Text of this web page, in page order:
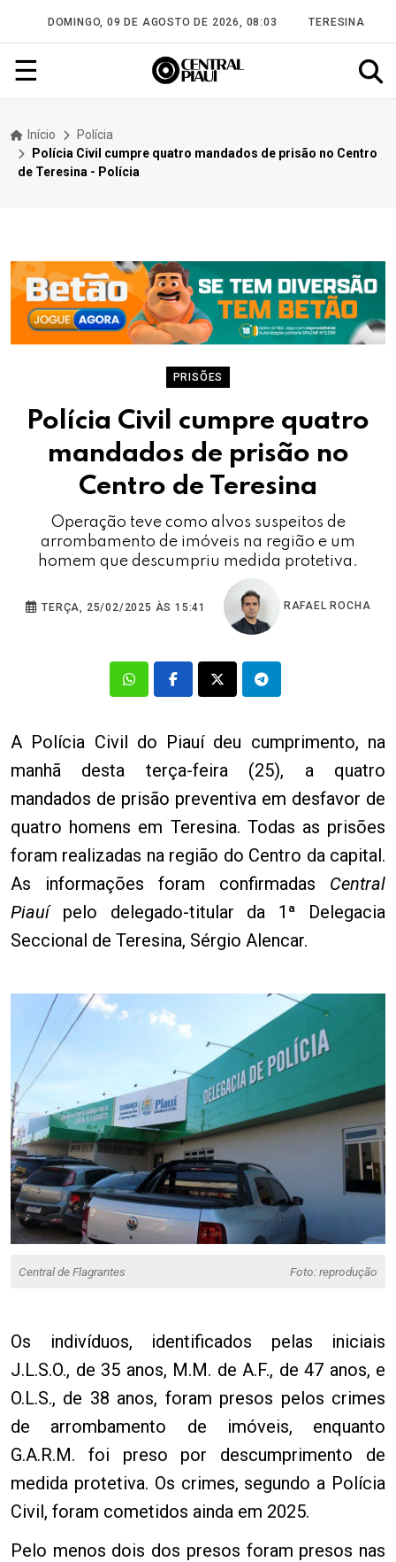
DOMINGO, 09 DE AGOSTO DE 2026, 08:03 TERESINA
☰
Início
Polícia
Polícia Civil cumpre quatro mandados de prisão no Centro
de Teresina - Polícia
PRISÕES
Polícia Civil cumpre quatro
mandados de prisão no
Centro de Teresina
Operação teve como alvos suspeitos de
arrombamento de imóveis na região e um
homem que descumpriu medida protetiva.
TERÇA, 25/02/2025 ÀS 15:41 RAFAEL ROCHA
A Polícia Civil do Piauí deu cumprimento, na
manhã desta terça-feira (25), a quatro
mandados de prisão preventiva em desfavor de
quatro homens em Teresina. Todas as prisões
foram realizadas na região do Centro da capital.
As informações foram confirmadas Central
Piauípelo delegado-titular da 1ª Delegacia
Seccional de Teresina, Sérgio Alencar.
Central de Flagrantes Foto: reprodução
Os indivíduos, identificados pelas iniciais
J.L.S.O., de 35 anos, M.M. de A.F., de 47 anos, e
O.L.S., de 38 anos, foram presos pelos crimes
de arrombamento de imóveis, enquanto
G.A.R.M. foi preso por descumprimento de
medida protetiva. Os crimes, segundo a Polícia
Civil, foram cometidos ainda em 2025.
Pelo menos dois dos presos foram presos nas